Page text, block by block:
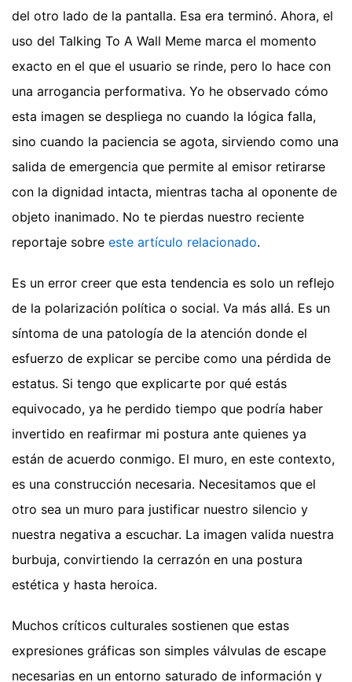
del otro lado de la pantalla. Esa era terminó. Ahora, el
uso del Talking To A Wall Meme marca el momento
exacto en el que el usuario se rinde, pero lo hace con
una arrogancia performativa. Yo he observado cómo
esta imagen se despliega no cuando la lógica falla,
sino cuando la paciencia se agota, sirviendo como una
salida de emergencia que permite al emisor retirarse
con la dignidad intacta, mientras tacha al oponente de
objeto inanimado. No te pierdas nuestro reciente
reportaje sobre este artículo relacionado.
Es un error creer que esta tendencia es solo un reflejo
de la polarización política o social. Va más allá. Es un
síntoma de una patología de la atención donde el
esfuerzo de explicar se percibe como una pérdida de
estatus. Si tengo que explicarte por qué estás
equivocado, ya he perdido tiempo que podría haber
invertido en reafirmar mi postura ante quienes ya
están de acuerdo conmigo. El muro, en este contexto,
es una construcción necesaria. Necesitamos que el
otro sea un muro para justificar nuestro silencio y
nuestra negativa a escuchar. La imagen valida nuestra
burbuja, convirtiendo la cerrazón en una postura
estética y hasta heroica.
Muchos críticos culturales sostienen que estas
expresiones gráficas son simples válvulas de escape
necesarias en un entorno saturado de información y